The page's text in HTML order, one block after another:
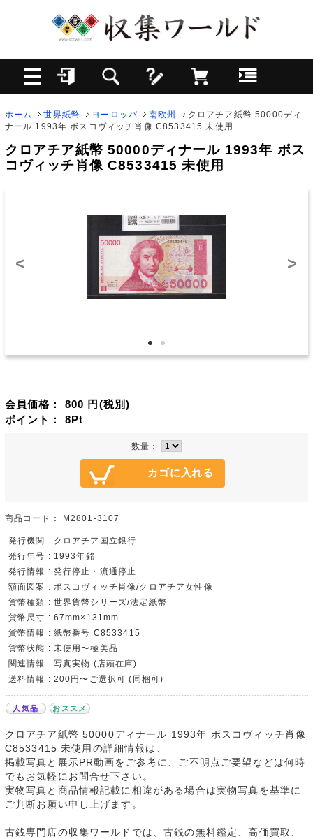
ホーム 世界紙幣 ヨーロッパ 南欧州
クロアチア紙幣 50000ディ
ナール 1993年 ボスコヴィッチ肖像 C8533415 未使用
クロアチア紙幣 50000ディナール 1993年 ボス
コヴィッチ肖像 C8533415 未使用
< >
会員価格： 800 円(税別)
ポイント： 8Pt
数量：
商品コード： M2801-3107
発行機関 : クロアチア国立銀行
発行年号 : 1993年銘
発行情報 : 発行停止・流通停止
額面図案 : ボスコヴィッチ肖像/クロアチア女性像
貨幣種類 : 世界貨幣シリーズ/法定紙幣
貨幣尺寸 : 67mm×131mm
貨幣情報 : 紙幣番号 C8533415
貨幣状態 : 未使用〜極美品
関連情報 : 写真実物 (店頭在庫)
送料情報 : 200円〜ご選択可 (同梱可)
人気品 おススメ
クロアチア紙幣 50000ディナール 1993年 ボスコヴィッチ肖像
C8533415 未使用の詳細情報は、
掲載写真と展示PR動画をご参考に、ご不明点ご要望などは何時
でもお気軽にお問合せ下さい。
実物写真と商品情報記載に相違がある場合は実物写真を基準に
ご判断お願い申し上げます。
古銭専門店の収集ワールドでは、古銭の無料鑑定、高価買取、